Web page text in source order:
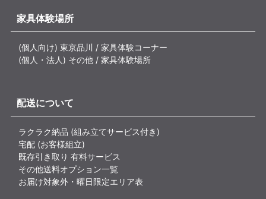
家具体験場所
(個人向け) 東京品川 / 家具体験コーナー
(個人・法人) その他 / 家具体験場所
配送について
ラクラク納品 (組み立てサービス付き)
宅配 (お客様組立)
既存引き取り 有料サービス
その他送料オプション一覧
お届け対象外・曜日限定エリア表